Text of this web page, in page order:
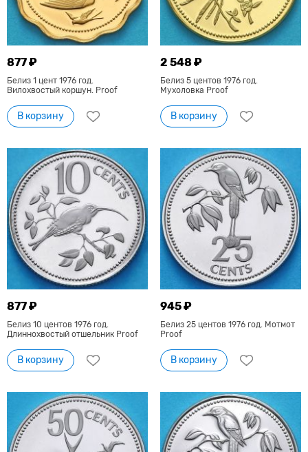
877 ₽
Белиз 1 цент 1976 год.
Вилохвостый коршун. Proof
В корзину
2 548 ₽
Белиз 5 центов 1976 год.
Мухоловка Proof
В корзину
877 ₽
Белиз 10 центов 1976 год.
Длиннохвостый отшельник Proof
В корзину
945 ₽
Белиз 25 центов 1976 год. Мотмот
Proof
В корзину